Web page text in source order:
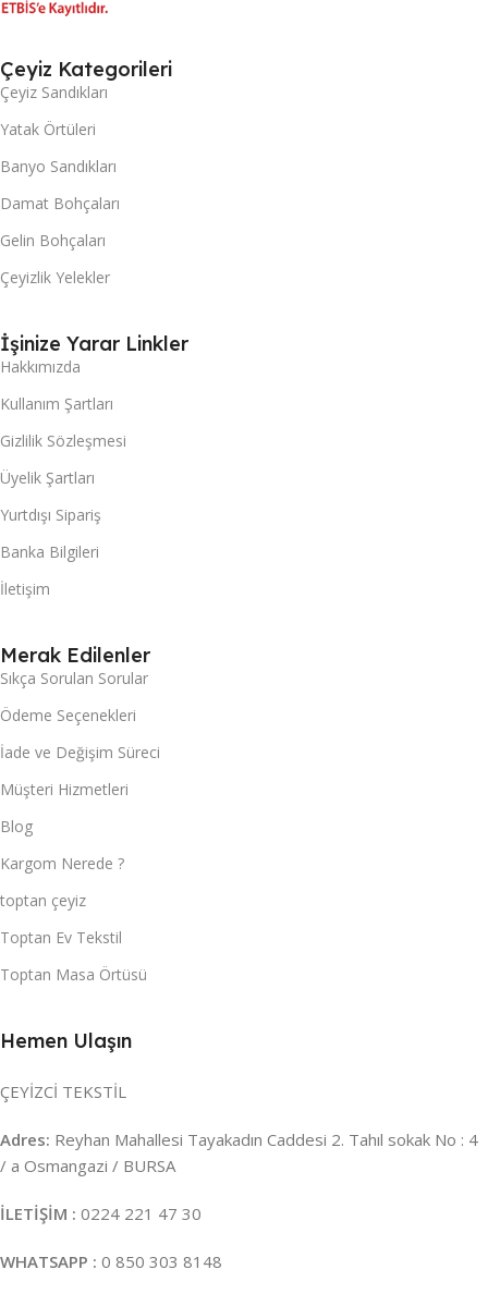
Çeyiz Kategorileri
Çeyiz Sandıkları
Yatak Örtüleri
Banyo Sandıkları
Damat Bohçaları
Gelin Bohçaları
Çeyizlik Yelekler
İşinize Yarar Linkler
Hakkımızda
Kullanım Şartları
Gizlilik Sözleşmesi
Üyelik Şartları
Yurtdışı Sipariş
Banka Bilgileri
İletişim
Merak Edilenler
Sıkça Sorulan Sorular
Ödeme Seçenekleri
İade ve Değişim Süreci
Müşteri Hizmetleri
Blog
Kargom Nerede ?
toptan çeyiz
Toptan Ev Tekstil
Toptan Masa Örtüsü
Hemen Ulaşın
ÇEYİZCİ TEKSTİL
Adres: Reyhan Mahallesi Tayakadın Caddesi 2. Tahıl sokak No : 4
/ a Osmangazi / BURSA
İLETİŞİM : 0224 221 47 30
WHATSAPP : 0 850 303 8148